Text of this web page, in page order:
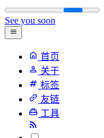
See you soon
首页
关于
标签
友链
工具